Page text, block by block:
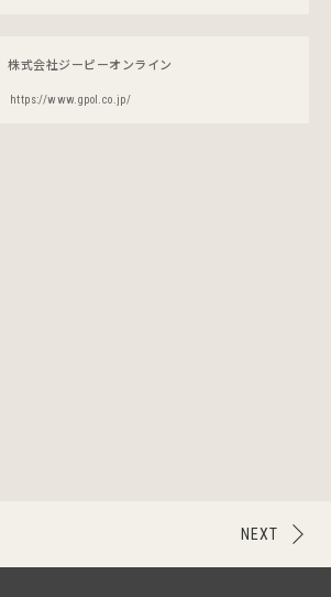
株式会社ジーピーオンライン
https://www.gpol.co.jp/
NEXT